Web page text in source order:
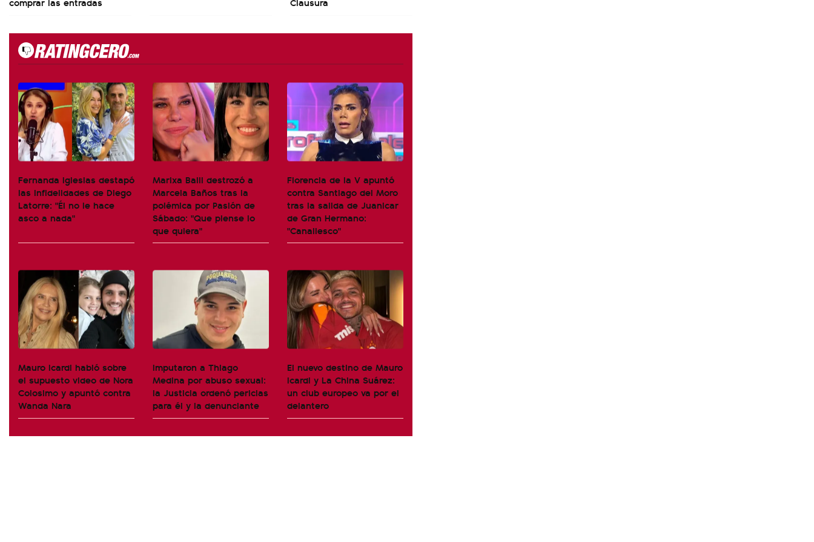
Fernanda Iglesias destapó
las infidelidades de Diego
Latorre: "Él no le hace
asco a nada"
Marixa Balli destrozó a
Marcela Baños tras la
polémica por Pasión de
Sábado: "Que piense lo
que quiera"
Florencia de la V apuntó
contra Santiago del Moro
tras la salida de Juanicar
de Gran Hermano:
"Canallesco"
Mauro Icardi habló sobre
el supuesto video de Nora
Colosimo y apuntó contra
Wanda Nara
Imputaron a Thiago
Medina por abuso sexual:
la Justicia ordenó pericias
para él y la denunciante
El nuevo destino de Mauro
Icardi y La China Suárez:
un club europeo va por el
delantero